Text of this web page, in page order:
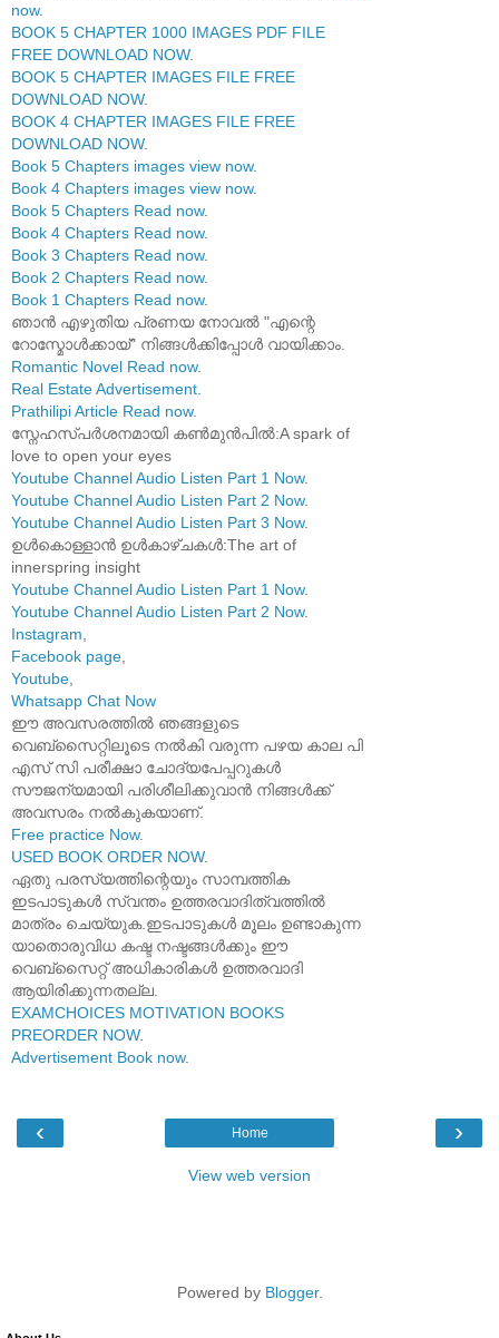
now.
BOOK 5 CHAPTER 1000 IMAGES PDF FILE
FREE DOWNLOAD NOW.
BOOK 5 CHAPTER IMAGES FILE FREE
DOWNLOAD NOW.
BOOK 4 CHAPTER IMAGES FILE FREE
DOWNLOAD NOW.
Book 5 Chapters images view now.
Book 4 Chapters images view now.
Book 5 Chapters Read now.
Book 4 Chapters Read now.
Book 3 Chapters Read now.
Book 2 Chapters Read now.
Book 1 Chapters Read now.
ഞാൻ എഴുതിയ പ്രണയ നോവൽ "എന്റെ
റോസ്മോൾക്കായ്" നിങ്ങൾക്കിപ്പോൾ വായിക്കാം.
Romantic Novel Read now.
Real Estate Advertisement.
Prathilipi Article Read now.
സ്നേഹസ്പർശനമായി കൺമുൻപിൽ:A spark of
love to open your eyes
Youtube Channel Audio Listen Part 1 Now.
Youtube Channel Audio Listen Part 2 Now.
Youtube Channel Audio Listen Part 3 Now.
ഉൾകൊള്ളാൻ ഉൾകാഴ്ചകൾ:The art of
innerspring insight
Youtube Channel Audio Listen Part 1 Now.
Youtube Channel Audio Listen Part 2 Now.
Instagram,
Facebook page,
Youtube,
Whatsapp Chat Now
ഈ അവസരത്തിൽ ഞങ്ങളുടെ
വെബ്സൈറ്റിലൂടെ നൽകി വരുന്ന പഴയ കാല പി
എസ് സി പരീക്ഷാ ചോദ്യപേപ്പറുകൾ
സൗജന്യമായി പരിശീലിക്കുവാൻ നിങ്ങൾക്ക്
അവസരം നൽകുകയാണ്.
Free practice Now.
USED BOOK ORDER NOW.
ഏതു പരസ്യത്തിന്റെയും സാമ്പത്തിക
ഇടപാടുകൾ സ്വന്തം ഉത്തരവാദിത്വത്തിൽ
മാത്രം ചെയ്യുക.ഇടപാടുകൾ മൂലം ഉണ്ടാകുന്ന
യാതൊരുവിധ കഷ്ട നഷ്ടങ്ങൾക്കും ഈ
വെബ്സൈറ്റ് അധികാരികൾ ഉത്തരവാദി
ആയിരിക്കുന്നതല്ല.
EXAMCHOICES MOTIVATION BOOKS
PREORDER NOW.
Advertisement Book now.
‹ ›
Home
View web version
Powered by Blogger.